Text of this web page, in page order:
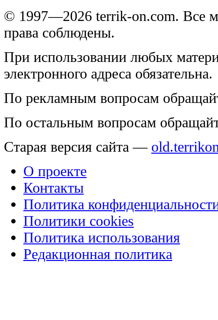
© 1997—2026 terrik-on.com. Все
права соблюдены.
При использовании любых
электронного адреса обязательна.
По рекламным вопросам
По остальным вопросам
Старая версия сайта —
О проекте
Контакты
Политика
Политики cookies
Политика использования
Редакционная политика